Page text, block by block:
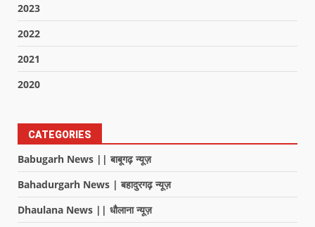
2023
2022
2021
2020
CATEGORIES
Babugarh News || बाबूगढ़ न्यूज़
Bahadurgarh News | बहादुरगढ़ न्यूज़
Dhaulana News || धौलाना न्यूज़